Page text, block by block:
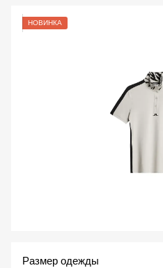
НОВИНКА
Размер одежды